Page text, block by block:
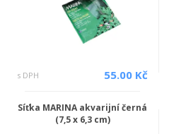
s DPH 55.00 Kč
Síťka MARINA akvarijní černá
(7,5 x 6,3 cm)